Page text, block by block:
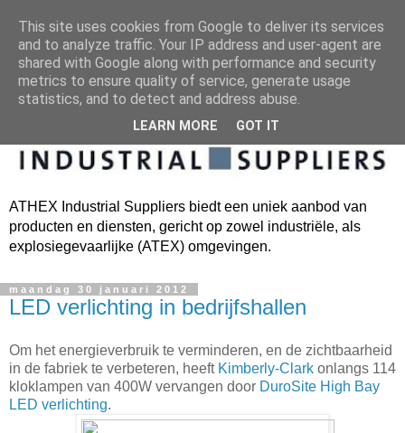
ATHEX Industrial Suppliers biedt een uniek aanbod van
producten en diensten, gericht op zowel industriële, als
explosiegevaarlijke (ATEX) omgevingen.
maandag 30 januari 2012
LED verlichting in bedrijfshallen
Om hetenergieverbruik te verminderen, en de zichtbaarheid
in de fabriek te verbeteren, heeft Kimberly-Clark onlangs 114
kloklampen van 400W vervangen door DuroSite High Bay
LED verlichting.
This site uses cookies from Google to deliver its services
and to analyze traffic. Your IP address and user-agent are
shared with Google along with performance and security
metrics to ensure quality of service, generate usage
statistics, and to detect and address abuse.
LEARN MORE GOT IT